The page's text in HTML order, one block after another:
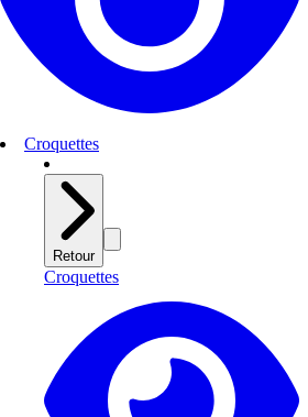
Croquettes
Retour
Croquettes